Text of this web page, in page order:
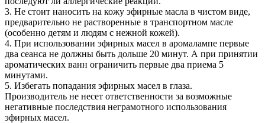
3. Не стоит наносить на кожу эфирные масла в чистом виде,
предварительно не растворенные в транспортном масле
(особенно детям и людям с нежной кожей).
4. При использовании эфирных масел в аромалампе первые
два сеанса не должны быть дольше 20 минут. А при принятии
ароматических ванн ограничить первые два приема 5
минутами.
5. Избегать попадания эфирных масел в глаза.
Производитель не несет ответственности за возможные
негативные последствия неграмотного использования
эфирных масел.